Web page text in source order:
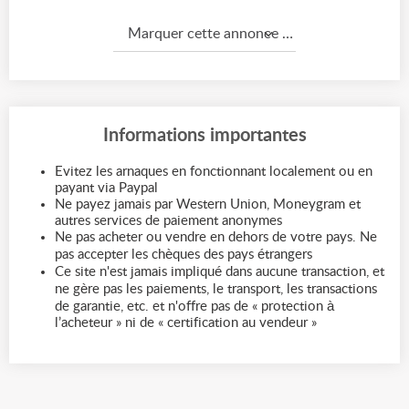
Marquer cette annonce comme...
Informations importantes
Evitez les arnaques en fonctionnant localement ou en
payant via Paypal
Ne payez jamais par Western Union, Moneygram et
autres services de paiement anonymes
Ne pas acheter ou vendre en dehors de votre pays. Ne
pas accepter les chèques des pays étrangers
Ce site n'est jamais impliqué dans aucune transaction, et
ne gère pas les paiements, le transport, les transactions
de garantie, etc. et n'offre pas de « protection à
l’acheteur » ni de « certification au vendeur »